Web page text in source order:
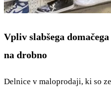
Vpliv slabšega
na drobno
Delnice v maloprodaji, ki so